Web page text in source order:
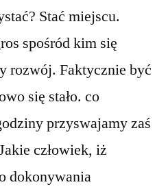
Stać miejscu.
spośród kim się
rozwój. Faktycznie być
się stało. co
przyswajamy zaś
człowiek, iż
dokonywania